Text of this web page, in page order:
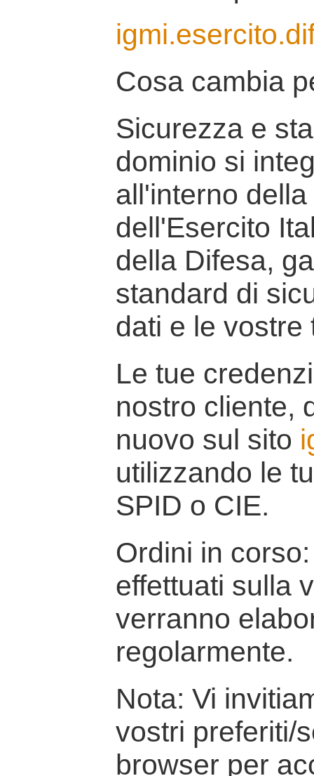
Cosa cambia
Sicurezza e
dominio si
all'interno
dell'Esercito
della Difesa,
standard di
dati e le vostre
Le tue
nostro cliente,
nuovo sul sito
utilizzando le
SPID o CIE.
Ordini in
effettuati sulla
verranno
regolarmente.
Nota: Vi
vostri preferiti/
browser per